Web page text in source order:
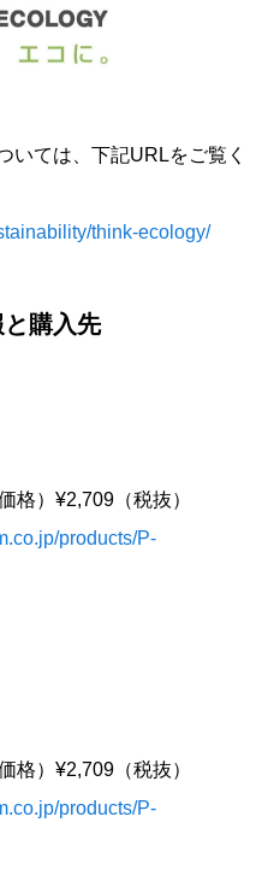
いては、下記URLをご覧く
think-ecology/
購入先
格）¥2,709（税抜）
products/P-
格）¥2,709（税抜）
products/P-